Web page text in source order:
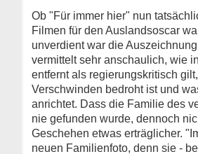
Ob "Für immer hier" nun
Filmen für den Auslandsoscar
unverdient war die
vermittelt sehr anschaulich, wie
entfernt als regierungskritisch
Verschwinden bedroht ist und
anrichtet. Dass die Familie des
nie gefunden wurde, dennoch
Geschehen etwas erträglicher.
neuen Familienfoto, denn sie -